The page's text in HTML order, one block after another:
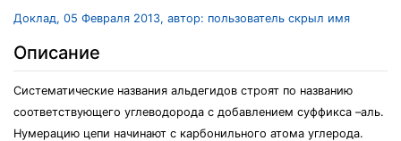
Доклад, 05 Февраля 2013, автор: пользователь скрыл имя
Описание
Систематические названия альдегидов строят по названию
соответствующего углеводорода с добавлением суффикса –аль.
Нумерацию цепи начинают с карбонильного атома углерода.